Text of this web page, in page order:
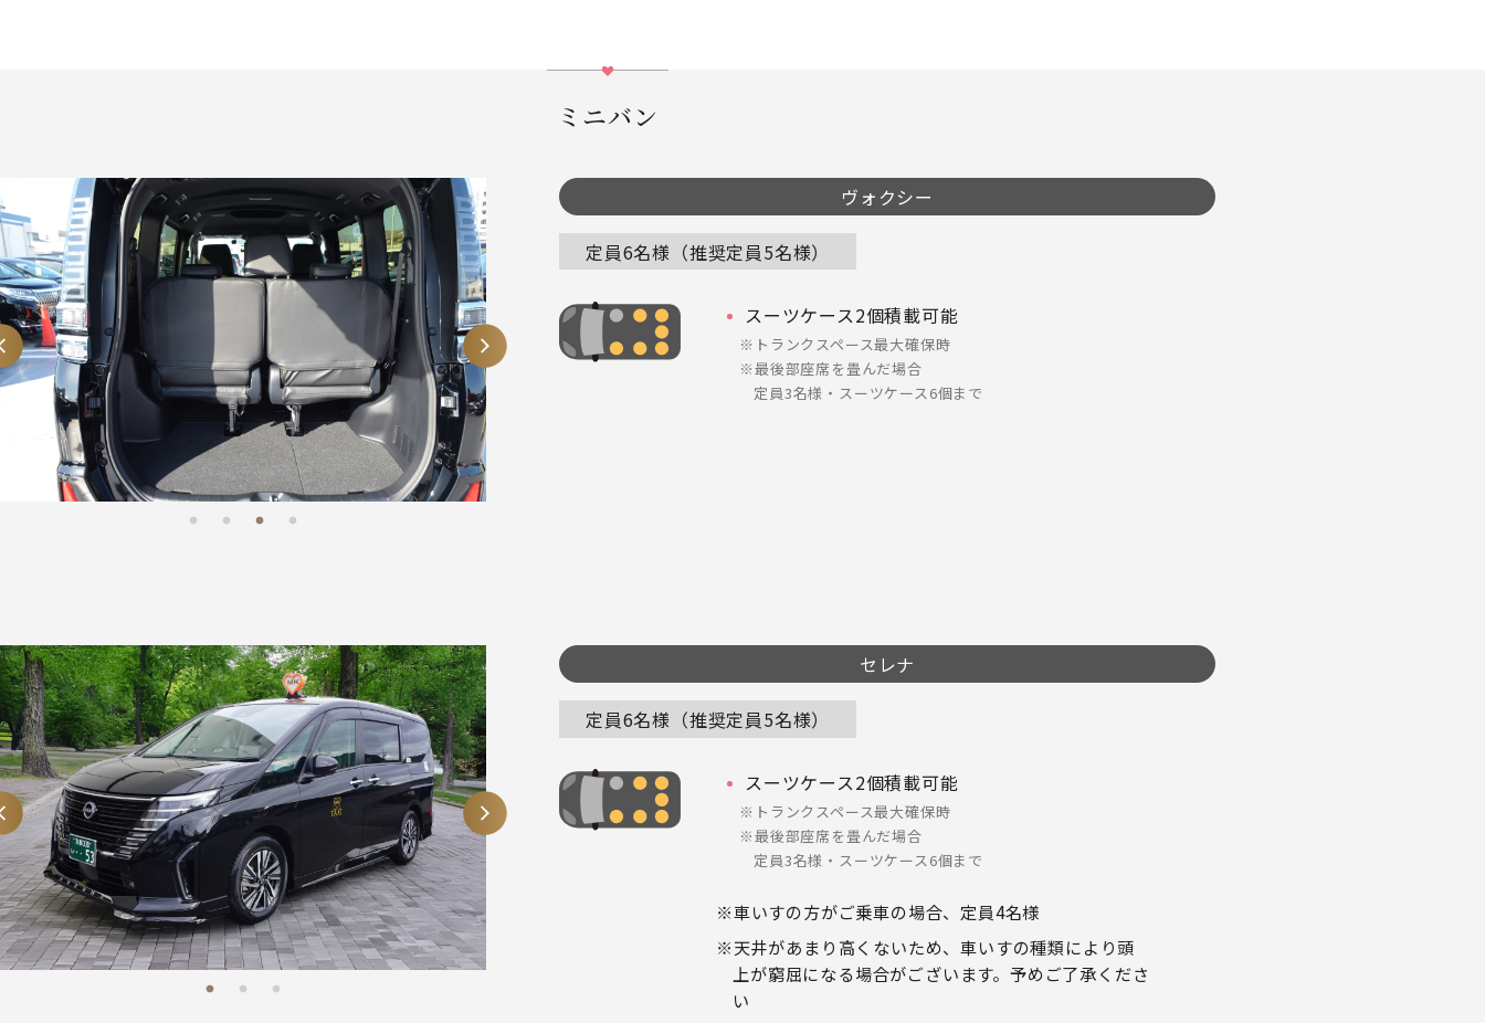
ミニバン
ヴォクシー
定員6名様（推奨定員5名様）
スーツケース2個積載可能
トランクスペース最大確保時
最後部座席を畳んだ場合
定員3名様・スーツケース6個まで
セレナ
定員6名様（推奨定員5名様）
スーツケース2個積載可能
トランクスペース最大確保時
最後部座席を畳んだ場合
定員3名様・スーツケース6個まで
車いすの方がご乗車の場合、定員4名様
天井があまり高くないため、車いすの種類により頭
上が窮屈になる場合がございます。予めご了承くださ
い